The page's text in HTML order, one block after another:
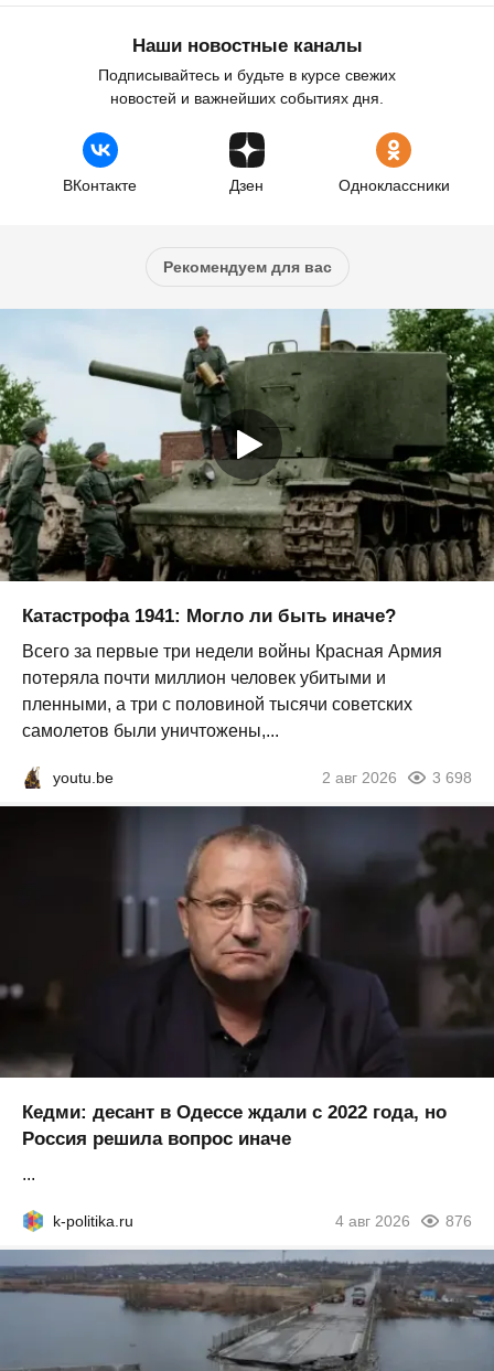
Наши новостные каналы
Подписывайтесь и будьте в курсе свежих
новостей и важнейших событиях дня.
ВКонтакте Дзен Одноклассники
Рекомендуем для вас
Катастрофа 1941: Могло ли быть иначе?
Всего за первые три недели войны Красная Армия
потеряла почти миллион человек убитыми и
пленными, а три с половиной тысячи советских
самолетов были уничтожены,...
youtu.be 2 авг 2026 3 698
Кедми: десант в Одессе ждали с 2022 года, но
Россия решила вопрос иначе
...
k-politika.ru 4 авг 2026 876